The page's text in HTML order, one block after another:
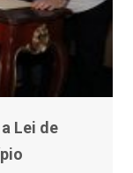
Lei de